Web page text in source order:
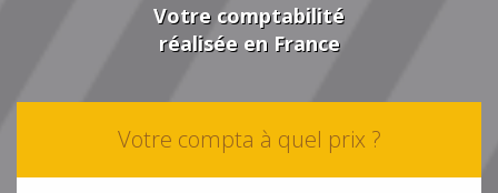
Votre comptabilité
réalisée en France
Votre compta à quel prix ?